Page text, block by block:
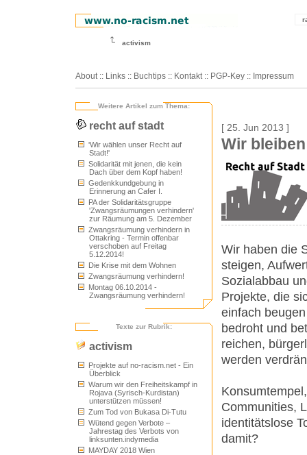
activism
About :: Links :: Buchtips :: Kontakt :: PGP-Key :: Impressum
Weitere Artikel zum Thema:
recht auf stadt
'Wir wählen unser Recht auf
Stadt!'
Solidarität mit jenen, die kein
Dach über dem Kopf haben!
Gedenkkundgebung in
Erinnerung an Cafer I.
PA der Solidaritätsgruppe
'Zwangsräumungen verhindern'
zur Räumung am 5. Dezember
Zwangsräumung verhindern in
Ottakring - Termin offenbar
verschoben auf Freitag
5.12.2014!
Die Krise mit dem Wohnen
Zwangsräumung verhindern!
Montag 06.10.2014 -
Zwangsräumung verhindern!
Texte zur Rubrik:
activism
Projekte auf no-racism.net - Ein
Überblick
Warum wir den Freiheitskampf in
Rojava (Syrisch-Kurdistan)
unterstützen müssen!
Zum Tod von Bukasa Di-Tutu
Wütend gegen Verbote –
Jahrestag des Verbots von
linksunten.indymedia
MAYDAY 2018 Wien
[ 25. Jun 2013 ]
Wir
Wir haben die
steigen,
Sozialabbau
Projekte, die
einfach
bedroht und
reichen,
werden
Communities,
identitätslose
damit?